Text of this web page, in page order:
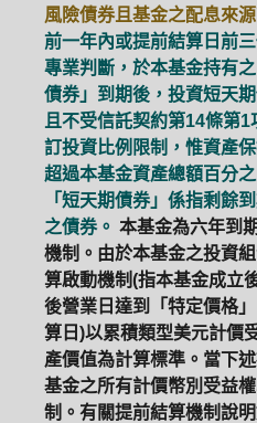
風險債券且基金之配息來
前一年內或提前結算日前
專業判斷，於本基金持有
債券」到期後，投資短天
且不受信託契約第14條第
訂投資比例限制，惟資產
超過本基金資產總額百分
「短天期債券」係指剩餘
之債券。 本基金為六年到
機制。由於本基金之投資
算啟動機制(指本基金成立
後營業日達到「特定價格
算日)以累積類型美元計價
產價值為計算標準。當下
基金之所有計價幣別受益
制。有關提前結算機制說